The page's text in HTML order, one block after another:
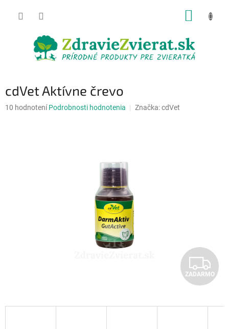
cdVet Aktívne črevo
Priemerné
10 hodnotení Podrobnosti hodnotenia Značka:cdVet
Z
A
D
ZADARMO